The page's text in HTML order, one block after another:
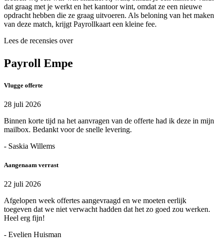
dat graag met je werkt en het kantoor wint, omdat ze een nieuwe
opdracht hebben die ze graag uitvoeren. Als beloning van het maken
van deze match, krijgt Payrollkaart een kleine fee.
Lees de recensies over
Payroll Empe
Vlugge offerte
28 juli 2026
Binnen korte tijd na het aanvragen van de offerte had ik deze in mijn
mailbox. Bedankt voor de snelle levering.
- Saskia Willems
Aangenaam verrast
22 juli 2026
Afgelopen week offertes aangevraagd en we moeten eerlijk
toegeven dat we niet verwacht hadden dat het zo goed zou werken.
Heel erg fijn!
- Evelien Huisman